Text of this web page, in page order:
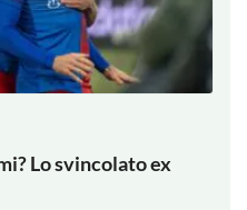
Lo svincolato ex